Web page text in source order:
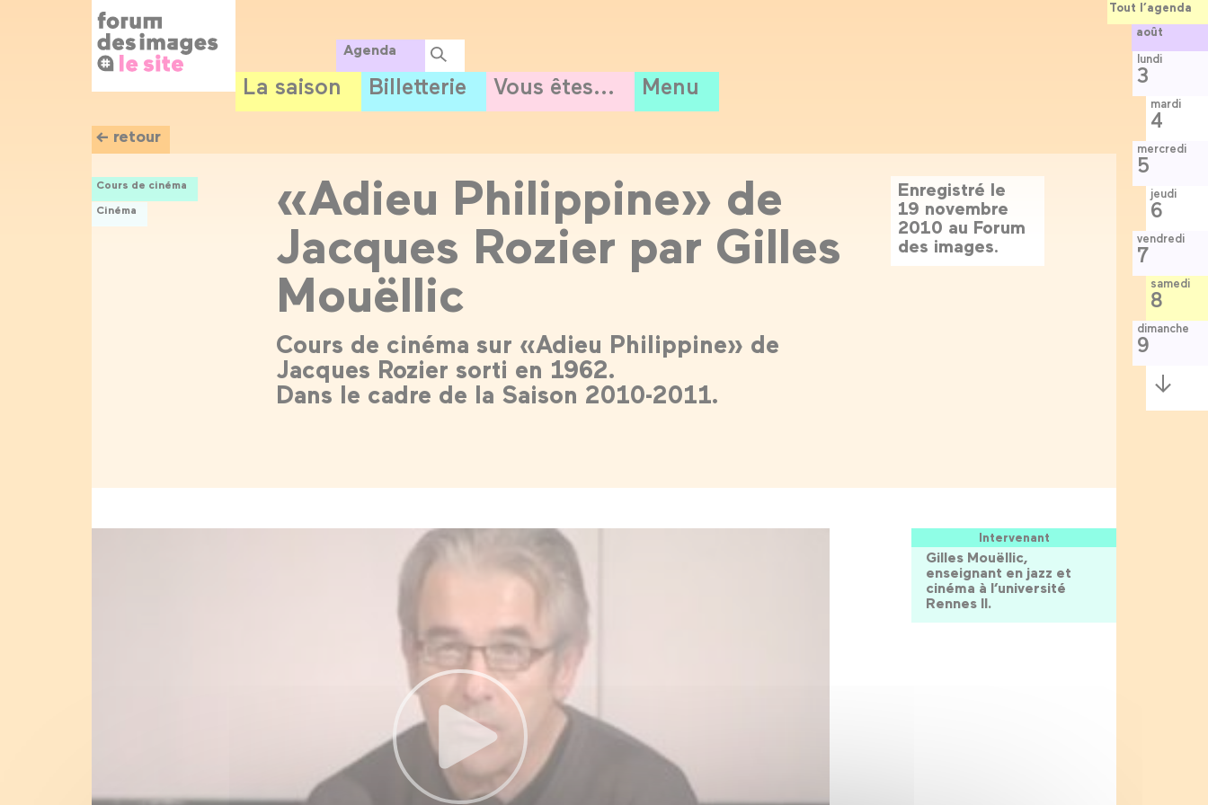
Agenda
La saison Billetterie Vous êtes... Menu
← retour
Cours de cinéma
Cinéma
Enregistré le
19 novembre
2010 au Forum
des images.
«Adieu Philippine» de
Jacques Rozier par Gilles
Mouëllic
Cours de cinéma sur «Adieu Philippine» de
Jacques Rozier sorti en 1962.
Dans le cadre de la Saison 2010-2011.
Intervenant
Gilles Mouëllic,
enseignant en jazz et
cinéma à l’université
Rennes II.
Tout l’agenda
août
lundi
3
mardi
4
mercredi
5
jeudi
6
vendredi
7
samedi
8
dimanche
9
Semaine
suivante